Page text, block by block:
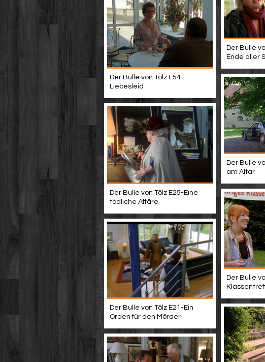
Der Bulle
Ende aller
Der Bulle von Tölz E54-
Liebesleid
Der Bulle
am Altar
Der Bulle von Tölz E25-Eine
tödliche Affäre
Der Bulle
Der Bulle von Tölz E21-Ein
Orden für den Mörder